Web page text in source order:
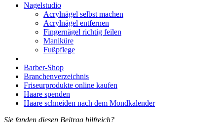
Nagelstudio
Acrylnägel selbst machen
Acrylnägel entfernen
Fingernägel richtig feilen
Maniküre
Fußpflege
Barber-Shop
Branchenverzeichnis
Friseurprodukte online kaufen
Haare spenden
Haare schneiden nach dem Mondkalender
Sie fanden diesen Beitrag hilfreich?